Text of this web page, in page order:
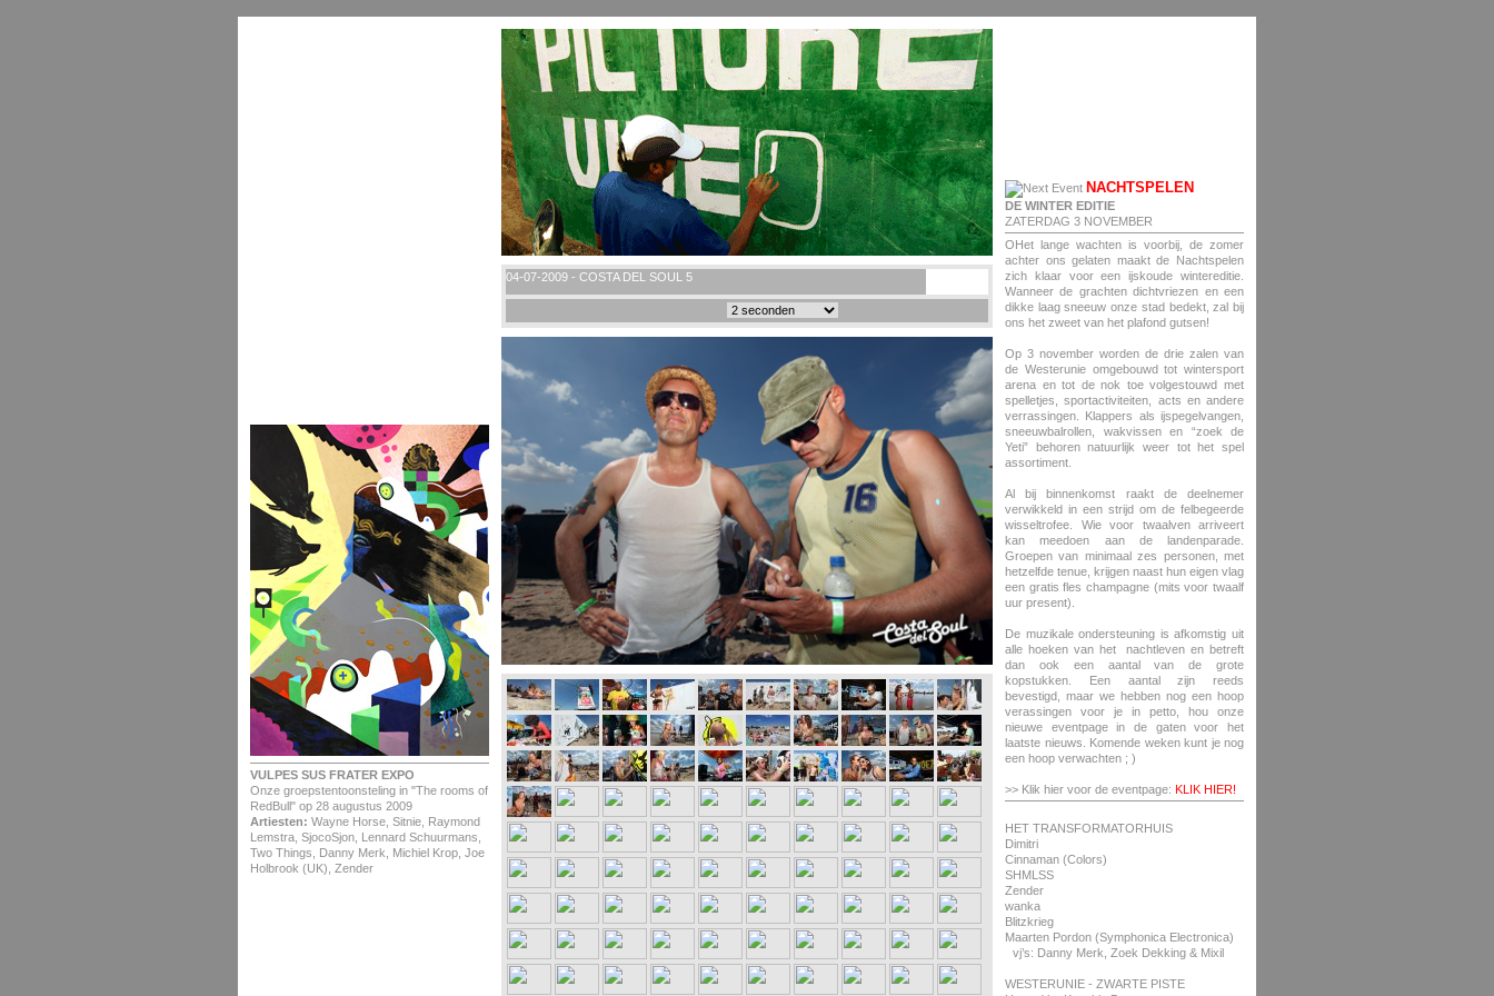
VULPES SUS FRATER EXPO
Onze groepstentoonsteling in "The rooms of
RedBull" op 28 augustus 2009
Artiesten: Wayne Horse, Sitnie, Raymond
Lemstra, SjocoSjon, Lennard Schuurmans,
Two Things, Danny Merk, Michiel Krop, Joe
Holbrook (UK), Zender
04-07-2009 - COSTA DEL SOUL 5
NACHTSPELEN
DE WINTER EDITIE
ZATERDAG 3 NOVEMBER
OHet lange wachten is voorbij, de zomer
achter ons gelaten maakt de Nachtspelen
zich klaar voor een ijskoude wintereditie.
Wanneer de grachten dichtvriezen en een
dikke laag sneeuw onze stad bedekt, zal bij
ons het zweet van het plafond gutsen!
Op 3 november worden de drie zalen van
de Westerunie omgebouwd tot wintersport
arena en tot de nok toe volgestouwd met
spelletjes, sportactiviteiten, acts en andere
verrassingen. Klappers als ijspegelvangen,
sneeuwbalrollen, wakvissen en “zoek de
Yeti” behoren natuurlijk weer tot het spel
assortiment.
Al bij binnenkomst raakt de deelnemer
verwikkeld in een strijd om de felbegeerde
wisseltrofee. Wie voor twaalven arriveert
kan meedoen aan de landenparade.
Groepen van minimaal zes personen, met
hetzelfde tenue, krijgen naast hun eigen vlag
een gratis fles champagne (mits voor twaalf
uur present).
De muzikale ondersteuning is afkomstig uit
alle hoeken van het nachtleven en betreft
dan ook een aantal van de grote
kopstukken. Een aantal zijn reeds
bevestigd, maar we hebben nog een hoop
verassingen voor je in petto, hou onze
nieuwe eventpage in de gaten voor het
laatste nieuws. Komende weken kunt je nog
een hoop verwachten ; )
>> Klik hier voor de eventpage: KLIK HIER!
HET TRANSFORMATORHUIS
Dimitri
Cinnaman (Colors)
SHMLSS
Zender
wanka
Blitzkrieg
Maarten Pordon (Symphonica Electronica)
vj’s: Danny Merk, Zoek Dekking & Mixil
WESTERUNIE - ZWARTE PISTE